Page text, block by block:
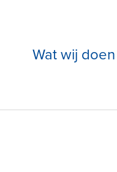
Wat wij doen